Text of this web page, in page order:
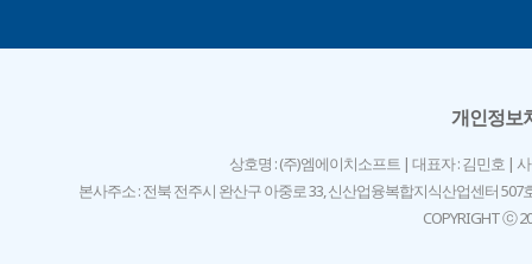
개인정보
상호명 : (주)엠에이치소프트 | 대표자 : 김민호 |
본사주소 : 전북 전주시 완산구 아중로 33, 신산업융복합지식산업센터
COPYRIGHT ⓒ